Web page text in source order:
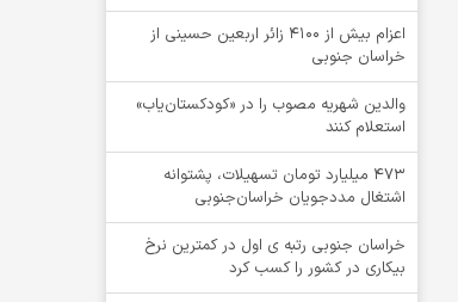
اعزام بیش از 4100 زائر اربعین حسینی از
خراسان جنوبی
والدین شهریه مصوب را در «کودکستان‌یاب»
استعلام کنند
۴۷۳ میلیارد تومان تسهیلات، پشتوانه
اشتغال مددجویان خراسان‌جنوبی
خراسان جنوبی رتبه ی اول در کمترین نرخ
بیکاری در کشور را کسب کرد